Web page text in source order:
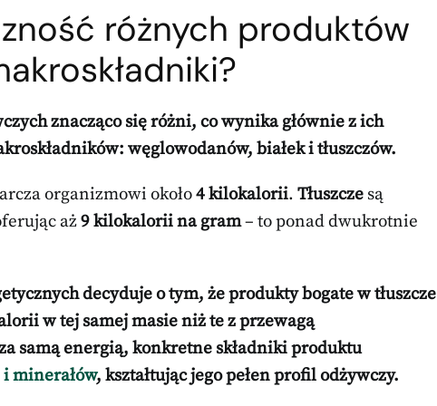
różnych produktów
znacząco się różni, co wynika głównie z ich
węglowodanów, białek i tłuszczów.
organizmowi około4 kilokalorii. Tłuszcze są
aż9 kilokalorii na gram– to ponad dwukrotnie
decyduje o tym, że produkty bogate w tłuszcze
w tej samej masie niż te z przewagą
samą energią, konkretne składniki produktu
minerałów, kształtując jego pełen profil odżywczy.